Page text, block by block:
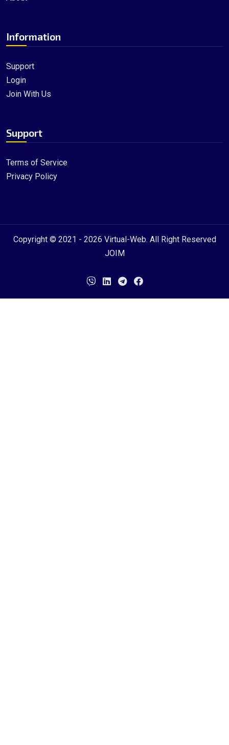
Information
Support
Login
Join With Us
Support
Terms of Service
Privacy Policy
Copyright © 2021 - 2026 Virtual-Web. All Right Reserved
JOIM